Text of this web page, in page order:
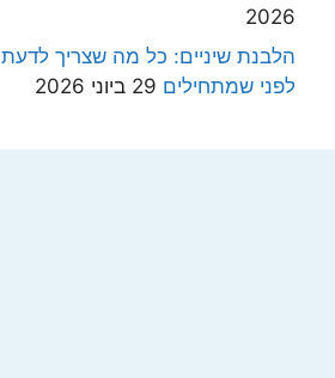
2026
הלבנת שיניים: כל מה שצריך לדעת
לפני שמתחילים 29 ביוני 2026